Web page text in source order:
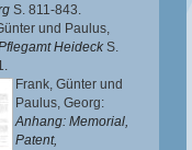
S. 811-843.
und Paulus,
Heideck S.
Frank, Günter und
Paulus, Georg:
Anhang: Memorial,
Patent,